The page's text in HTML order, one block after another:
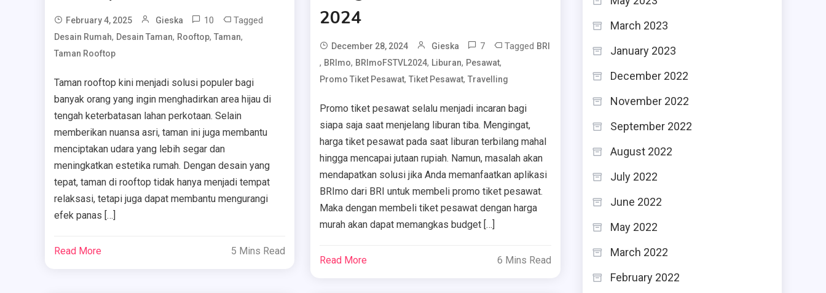
February 4, 2025 Gieska 10 Tagged
Desain Rumah, Desain Taman, Rooftop, Taman,
Taman Rooftop
Taman rooftop kini menjadi solusi populer bagi
banyak orang yang ingin menghadirkan area hijau di
tengah keterbatasan lahan perkotaan. Selain
memberikan nuansa asri, taman ini juga membantu
menciptakan udara yang lebih segar dan
meningkatkan estetika rumah. Dengan desain yang
tepat, taman di rooftop tidak hanya menjadi tempat
relaksasi, tetapi juga dapat membantu mengurangi
efek panas […]
Read More 5 Mins Read
2024
December 28, 2024 Gieska 7 Tagged BRI
, BRImo, BRImoFSTVL2024, Liburan, Pesawat,
Promo Tiket Pesawat,Tiket Pesawat,Travelling
Promo tiket pesawat selalu menjadi incaran bagi
siapa saja saat menjelang liburan tiba. Mengingat,
harga tiket pesawat pada saat liburan terbilang mahal
hingga mencapai jutaan rupiah. Namun, masalah akan
mendapatkan solusi jika Anda memanfaatkan aplikasi
BRImo dari BRI untuk membeli promo tiket pesawat.
Maka dengan membeli tiket pesawat dengan harga
murah akan dapat memangkas budget […]
Read More 6 Mins Read
March 2023
January 2023
December 2022
November 2022
September 2022
August 2022
July 2022
June 2022
May 2022
March 2022
February 2022